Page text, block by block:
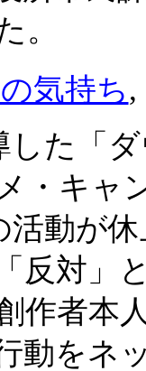
。
気持ち,
た「
・キャ
活動が
反対」
作者本
動をネ